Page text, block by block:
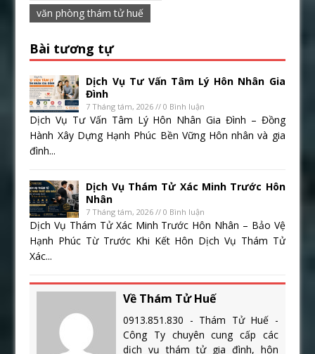
văn phòng thám tử huế
Bài tương tự
Dịch Vụ Tư Vấn Tâm Lý Hôn Nhân Gia
Đình
7 Tháng tám, 2026 // 0 Bình luận
Dịch Vụ Tư Vấn Tâm Lý Hôn Nhân Gia Đình – Đồng
Hành Xây Dựng Hạnh Phúc Bền Vững Hôn nhân và gia
đình...
Dịch Vụ Thám Tử Xác Minh Trước Hôn
Nhân
7 Tháng tám, 2026 // 0 Bình luận
Dịch Vụ Thám Tử Xác Minh Trước Hôn Nhân – Bảo Vệ
Hạnh Phúc Từ Trước Khi Kết Hôn Dịch Vụ Thám Tử
Xác...
Về Thám Tử Huế
0913.851.830 - Thám Tử Huế -
Công Ty chuyên cung cấp các
dịch vụ thám tử gia đình, hôn